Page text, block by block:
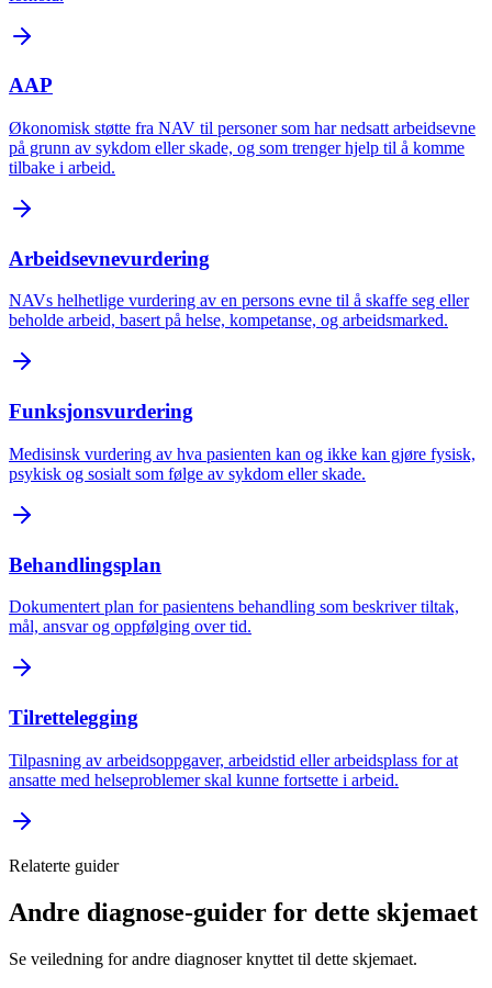
AAP
Økonomisk støtte fra NAV til personer som har nedsatt arbeidsevne
på grunn av sykdom eller skade, og som trenger hjelp til å komme
tilbake i arbeid.
Arbeidsevnevurdering
NAVs helhetlige vurdering av en persons evne til å skaffe seg eller
beholde arbeid, basert på helse, kompetanse, og arbeidsmarked.
Funksjonsvurdering
Medisinsk vurdering av hva pasienten kan og ikke kan gjøre fysisk,
psykisk og sosialt som følge av sykdom eller skade.
Behandlingsplan
Dokumentert plan for pasientens behandling som beskriver tiltak,
mål, ansvar og oppfølging over tid.
Tilrettelegging
Tilpasning av arbeidsoppgaver, arbeidstid eller arbeidsplass for at
ansatte med helseproblemer skal kunne fortsette i arbeid.
Relaterte guider
Andre diagnose-guider for dette skjemaet
Se veiledning for andre diagnoser knyttet til dette skjemaet.